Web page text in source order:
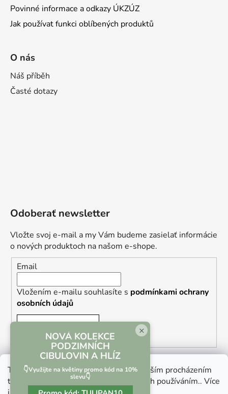
Tento web používá soubory cookie. Dalším procházením
tohoto webu vyjadřujete souhlas s jejich používáním.. Více
Povinné informace a odkazy ÚKZÚZ
Jak používat funkci oblíbených produktů
O nás
Náš příběh
Časté dotazy
Odoberať newsletter
Vložte svoj e-mail a my Vám budeme zasielať informácie
o nových produktoch na našom e-shope.
Email
Vložením e-mailu souhlasíte s podmínkami ochrany
osobních údajů
×
NOVÁ KOLEKCE
PODZIMNÍCH
CIBULOVIN A HLÍZ
👇Využijte na květiny promo kód na 10%
slevu👇